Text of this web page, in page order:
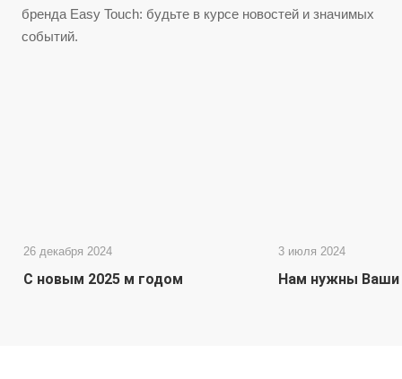
бренда Easy Touch: будьте в курсе новостей и значимых
событий.
26 декабря 2024
С новым 2025 м годом
3 июля 2024
Нам нужны Ваши